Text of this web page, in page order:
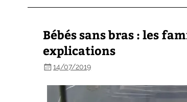
Bébés sans bras : les
explications
14/07/2019